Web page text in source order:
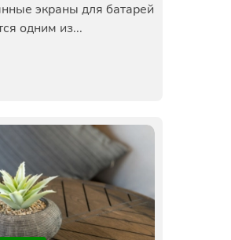
экраны для батарей
одним из...